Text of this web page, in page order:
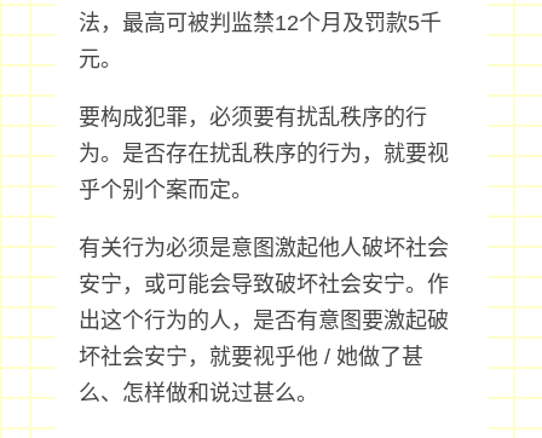
法，最高可被判监禁12个月及罚款5千
元。
要构成犯罪，必须要有扰乱秩序的行
为。是否存在扰乱秩序的行为，就要视
乎个别个案而定。
有关行为必须是意图激起他人破坏社会
安宁，或可能会导致破坏社会安宁。作
出这个行为的人，是否有意图要激起破
坏社会安宁，就要视乎他 / 她做了甚
么、怎样做和说过甚么。